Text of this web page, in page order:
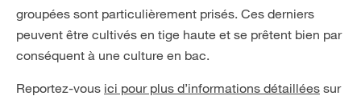
groupées sont particulièrement prisés. Ces derniers
peuvent être cultivés en tige haute et se prêtent bien par
conséquent à une culture en bac.
Reportez-vous ici pour plus d’informations détaillées sur